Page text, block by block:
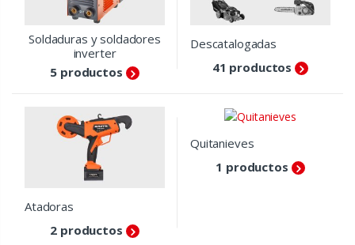
Soldaduras y soldadores
inverter
5 productos
Descatalogadas
41 productos
Atadoras
2 productos
Quitanieves
1 productos